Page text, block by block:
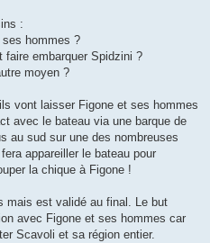
:
ses hommes ?
embarquer Spidzini ?
moyen ?
vont laisser Figone et ses hommes
avec le bateau via une barque de
au sud sur une des nombreuses
appareiller le bateau pour
la chique à Figone !
mais est validé au final. Le but
avec Figone et ses hommes car
Scavoli et sa région entier.